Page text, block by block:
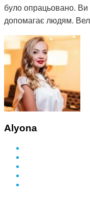
було опрацьовано.
допомагає людям.
Alyona